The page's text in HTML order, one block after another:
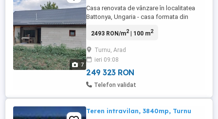
7
Casa renovata de vânzare în localitatea
Battonya, Ungaria - casa formata din
centrala termică, curte , gradina ,
electrice și sanitare noi - acoperiș nou -
gresie și parchet laminat - uși noi -utilități
existente - in vecinătatea ...
2493 RON/m2| 100 m2
Turnu, Arad
ieri 09:08
249 323 RON
Telefon validat
Teren intravilan, 3840mp, Turnu